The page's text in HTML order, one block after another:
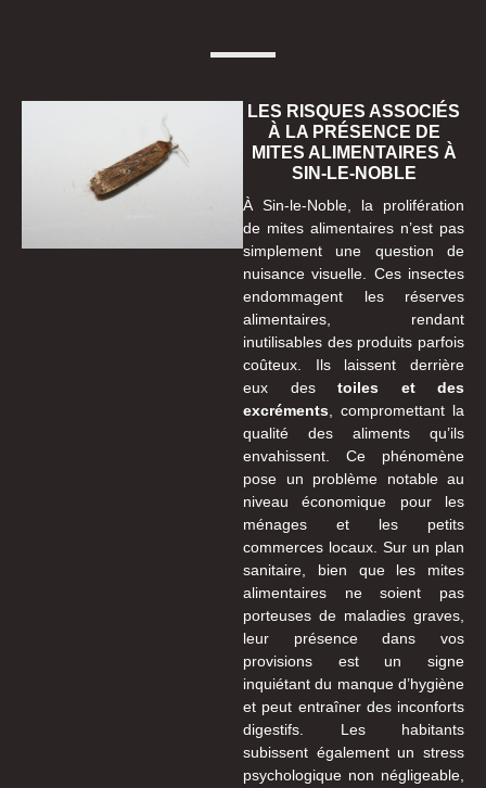
LES RISQUES ASSOCIÉS
À LA PRÉSENCE DE
MITES ALIMENTAIRES À
SIN-LE-NOBLE
À Sin-le-Noble, la prolifération
de mites alimentaires n’est pas
simplement une question de
nuisance visuelle. Ces insectes
endommagent les réserves
alimentaires, rendant
inutilisables des produits parfois
coûteux. Ils laissent derrière
eux des toiles et des
excréments, compromettant la
qualité des aliments qu’ils
envahissent. Ce phénomène
pose un problème notable au
niveau économique pour les
ménages et les petits
commerces locaux. Sur un plan
sanitaire, bien que les mites
alimentaires ne soient pas
porteuses de maladies graves,
leur présence dans vos
provisions est un signe
inquiétant du manque d’hygiène
et peut entraîner des inconforts
digestifs. Les habitants
subissent également un stress
psychologique non négligeable,